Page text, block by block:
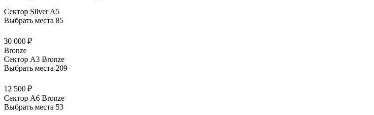
Сектор Silver A5
Выбрать места 85
30 000 ₽
Bronze
Сектор А3 Bronze
Выбрать места 209
12 500 ₽
Сектор А6 Bronze
Выбрать места 53